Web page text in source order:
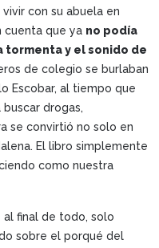
con su abuela en
cuenta que ya no podía
tormenta y el sonido de
de colegio se burlaban
Escobar, al tiempo que
drogas,
se convirtió no solo en
El libro simplemente
como nuestra
al final de todo, solo
sobre el porqué del